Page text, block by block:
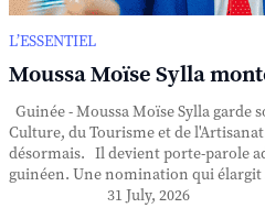
L’ESSENTIEL
Moussa Moïse Sylla
Guinée - Moussa Moïse Sylla garde
Culture, du Tourisme et de
désormais. Il devient porte-parole
guinéen. Une nomination qui
31 July, 2026